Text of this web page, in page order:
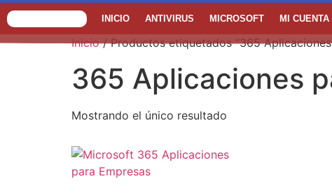
INICIO ANTIVIRUS MICROSOFT MI CUENTA
Inicio/ Productos etiquetados “365 Aplicaciones
365 Aplicaciones
Mostrando el único resultado